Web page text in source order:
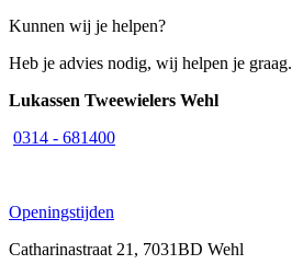
Kunnen wij je helpen?
Heb je advies nodig, wij helpen je graag.
Lukassen Tweewielers Wehl
0314 - 681400
Openingstijden
Catharinastraat 21, 7031BD Wehl